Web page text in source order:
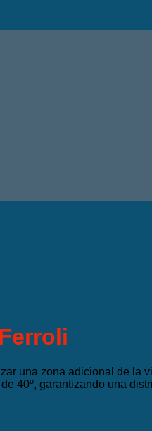
una zona adicional de la
40º, garantizando una